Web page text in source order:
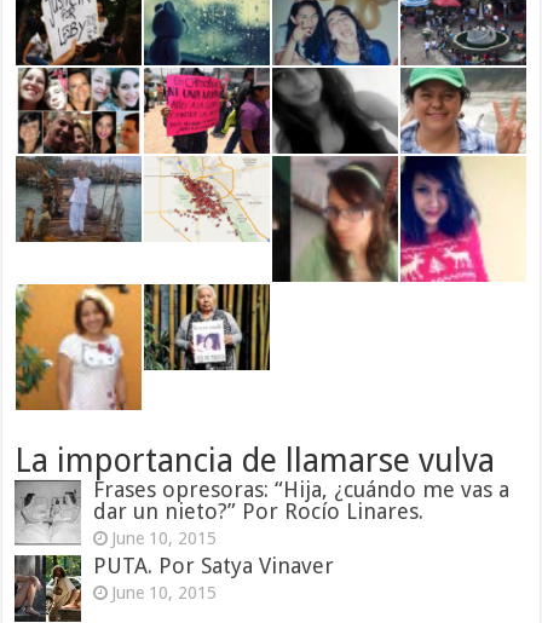
La importancia de llamarse vulva
Frases opresoras: “Hija, ¿cuándo me vas a
dar un nieto?” Por Rocío Linares.
June 10, 2015
PUTA. Por Satya Vinaver
June 10, 2015